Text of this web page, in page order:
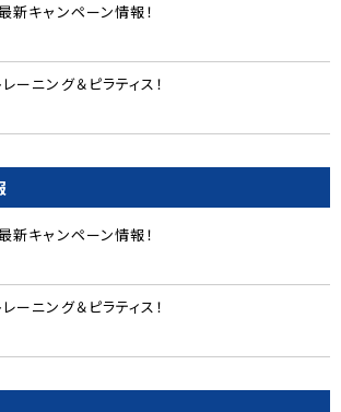
新キャンペーン情報！
ーニング＆ピラティス！
新キャンペーン情報！
ーニング＆ピラティス！